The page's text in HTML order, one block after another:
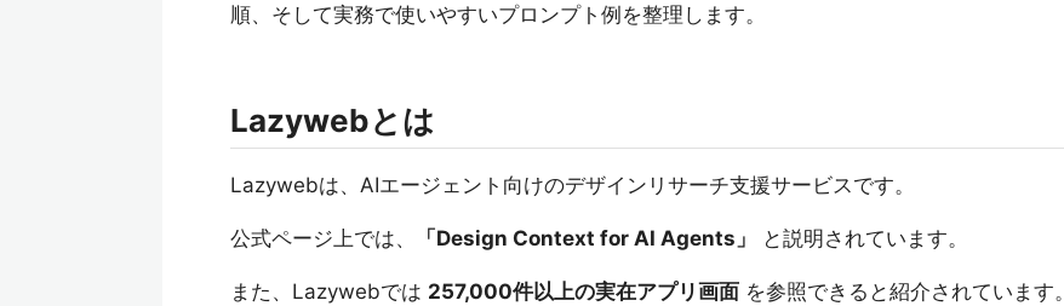
順、そして実務で使いやすいプロンプト例を整理します。
Lazywebとは
Lazywebは、AIエージェント向けのデザインリサーチ支援サービスです。
公式ページ上では、 「Design Context for AI Agents」 と説明されています。
また、Lazywebでは 257,000件以上の実在アプリ画面 を参照できると紹介されています。